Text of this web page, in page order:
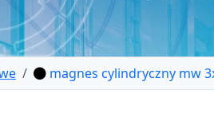
magnes cylindryczny mw